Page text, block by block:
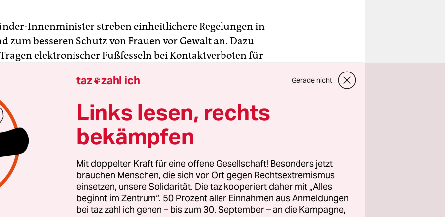
Innenminister streben einheitlichere Regelungen in
zum besseren Schutz von Frauen vor Gewalt an. Dazu
elektronischer Fußfesseln bei Kontaktverboten für
Nancy Faeser (SPD) dürften sie damit auf
stoßen. Die Innenministerkonferenz (IMK), die von
Freitag in Potsdam tagt, wird sich auch mit diesen Fragen
Fälle häuslicher Gewalt in Deutschland steigen stetig.
Brandenburgs Innenminister Michael
sagte der Deutschen Presse-Agentur in Potsdam,
gesetzliche Regelungen bei den Landespolizeien
Ein Beispiel: Bei einem Kontakt- und
für einen Gewalttäter in Brandenburg, der
taz zahl ich Gerade nicht
Links lesen, rechts
bekämpfen
Mit doppelter Kraft für eine offene Gesellschaft! Besonders jetzt
brauchen Menschen, die sich vor Ort gegen Rechtsextremismus
einsetzen, unsere Solidarität. Die taz kooperiert daher mit „Alles
beginnt im Zentrum“. 50 Prozent aller Einnahmen aus Anmeldungen
bei taz zahl ich gehen – bis zum 30. September – an die Kampagne,